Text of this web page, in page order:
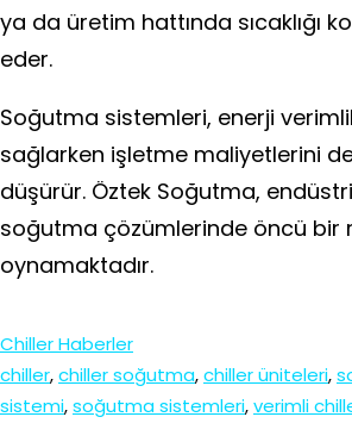
ya da üretim hattında sıcaklığı
eder.
Soğutma sistemleri, enerji
sağlarken işletme maliyetlerini
düşürür. Öztek Soğutma,
soğutma çözümlerinde öncü bir
oynamaktadır.
Chiller Haberler
chiller, chiller soğutma, chiller üniteleri,
sistemi, soğutma sistemleri, verimli